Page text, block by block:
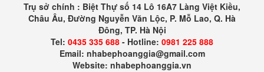
Trụ sở chính : Biệt Thự số 14 Lô 16A7 Làng Việt Kiều,
Châu Âu, Đường Nguyễn Văn Lộc, P. Mỗ Lao, Q. Hà
Đông, TP. Hà Nội
Tel: 0435 335 688 - Hotline: 0981 225 888
Email: nhabephoanggia@gmail.com
Website: nhabephoanggia.vn